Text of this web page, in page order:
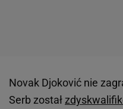
Novak Djoković nie
Serb został